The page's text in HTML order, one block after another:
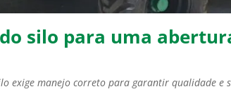
silo para uma
exige manejo correto para garantir qualidade e